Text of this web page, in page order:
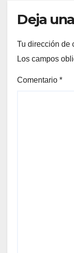
Deja
Tu dirección de
Los campos
Comentario *